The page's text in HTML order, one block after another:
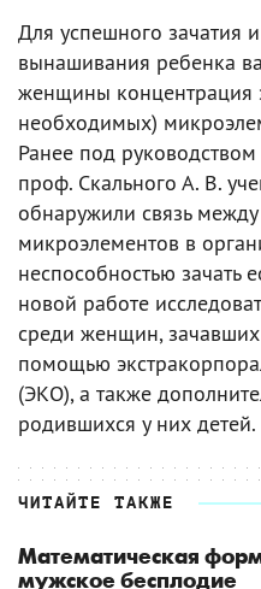
Для успешного зачатия
вынашивания ребенка
женщины концентрация
необходимых)
Ранее под
проф. Скального А. В.
обнаружили связь
микроэлементов в
неспособностью зачать
новой работе
среди женщин,
помощью
(ЭКО), а также
родившихся у них детей.
ЧИТАЙТЕ ТАКЖЕ
Математическая
мужское бесплодие